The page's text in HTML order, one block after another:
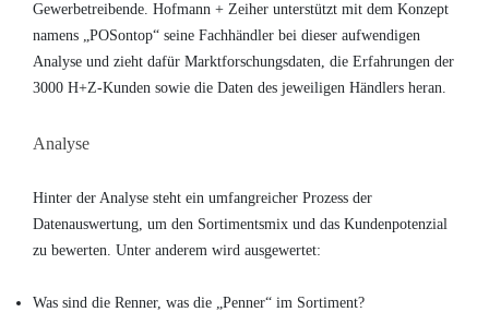
Gewerbetreibende. Hofmann + Zeiher unterstützt mit dem Konzept
namens „POSontop“ seine Fachhändler bei dieser aufwendigen
Analyse und zieht dafür Marktforschungsdaten, die Erfahrungen der
3000 H+Z-Kunden sowie die Daten des jeweiligen Händlers heran.
Analyse
Hinter der Analyse steht ein umfangreicher Prozess der
Datenauswertung, um den Sortimentsmix und das Kundenpotenzial
zu bewerten. Unter anderem wird ausgewertet:
Was sind die Renner, was die „Penner“ im Sortiment?